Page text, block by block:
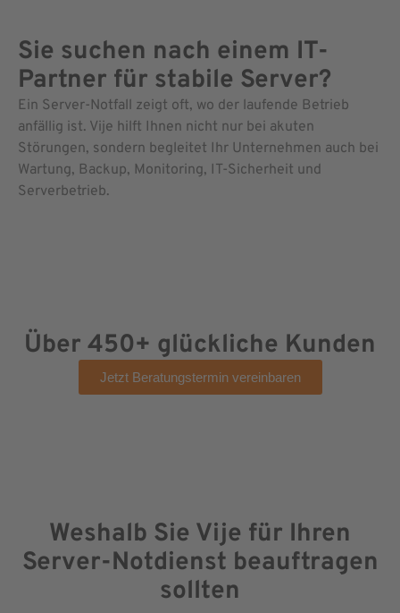
Sie suchen nach einem IT-
Partner für stabile Server?
Ein Server-Notfall zeigt oft, wo der laufende Betrieb
anfällig ist. Vije hilft Ihnen nicht nur bei akuten
Störungen, sondern begleitet Ihr Unternehmen auch bei
Wartung, Backup, Monitoring, IT-Sicherheit und
Serverbetrieb.
Über 450+ glückliche Kunden
Jetzt Beratungstermin vereinbaren
Weshalb Sie Vije für Ihren
Server-Notdienst beauftragen
sollten